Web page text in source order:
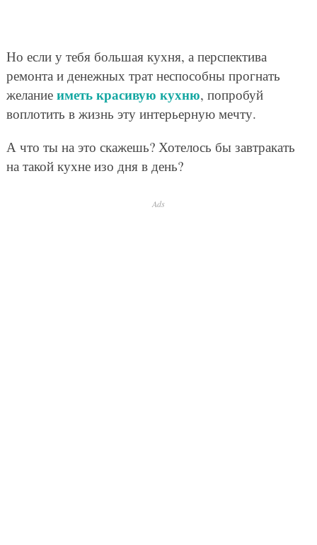
Но если у тебя большая кухня, а перспектива
ремонта и денежных трат неспособны прогнать
желание иметь красивую кухню, попробуй
воплотить в жизнь эту интерьерную мечту.
А что ты на это скажешь? Хотелось бы завтракать
на такой кухне изо дня в день?
Ads